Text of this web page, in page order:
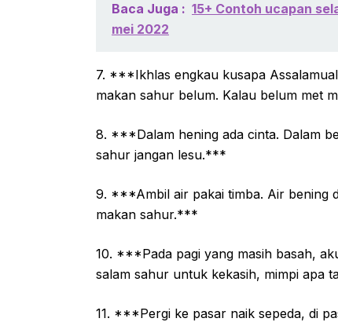
Baca Juga : 15+ Contoh ucapan
mei 2022
7. ***Ikhlas engkau kusapa
makan sahur belum. Kalau belum met
8. ***Dalam hening ada cinta. Dalam
sahur jangan lesu.***
9. ***Ambil air pakai timba. Air bening
makan sahur.***
10. ***Pada pagi yang masih basah,
salam sahur untuk kekasih, mimpi apa
11. ***Pergi ke pasar naik sepeda, di